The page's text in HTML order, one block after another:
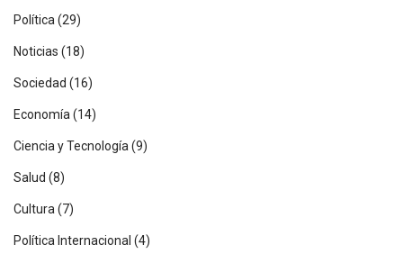
Política(29)
Noticias (18)
Sociedad (16)
Economía(14)
Ciencia y Tecnología(9)
Salud (8)
Cultura(7)
Política Internacional (4)